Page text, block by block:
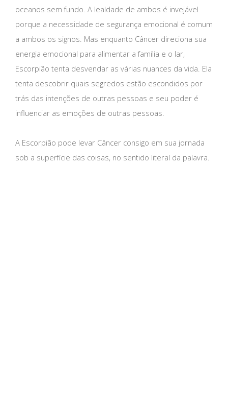
oceanos sem fundo. A lealdade de ambos é invejável
porque a necessidade de segurança emocional é comum
a ambos os signos. Mas enquanto Câncer direciona sua
energia emocional para alimentar a família e o lar,
Escorpião tenta desvendar as várias nuances da vida. Ela
tenta descobrir quais segredos estão escondidos por
trás das intenções de outras pessoas e seu poder é
influenciar as emoções de outras pessoas.
A Escorpião pode levar Câncer consigo em sua jornada
sob a superfície das coisas, no sentido literal da palavra.